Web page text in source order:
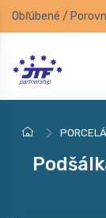
Obľúbené /